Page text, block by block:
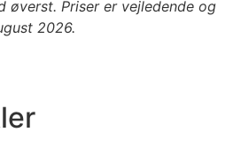
øverst. Priser er vejledende og
2026.